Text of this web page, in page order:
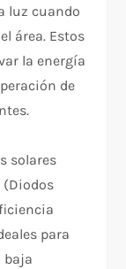
luz cuando
área. Estos
la energía
de
solares
(Diodos
para
baja